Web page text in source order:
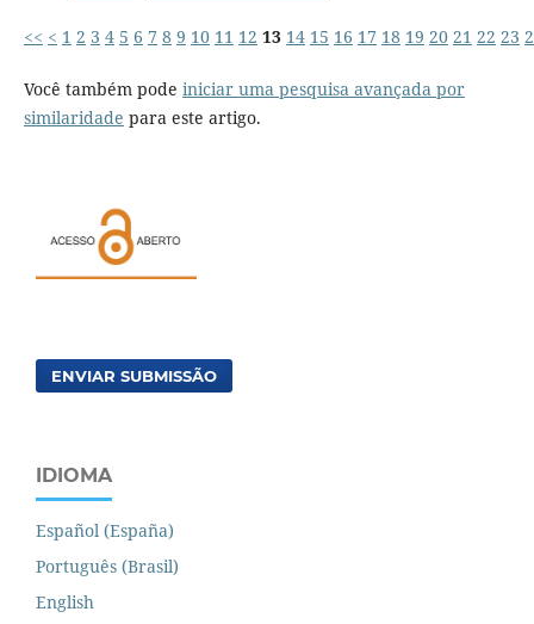
<< < 1 2 3 4 5 6 7 8 9 10 11 12 13 14 15 16 17 18 19 20 21 22 23
Você também pode iniciar uma pesquisa avançada por
similaridade para este artigo.
ENVIAR SUBMISSÃO
IDIOMA
Español (España)
Português (Brasil)
English